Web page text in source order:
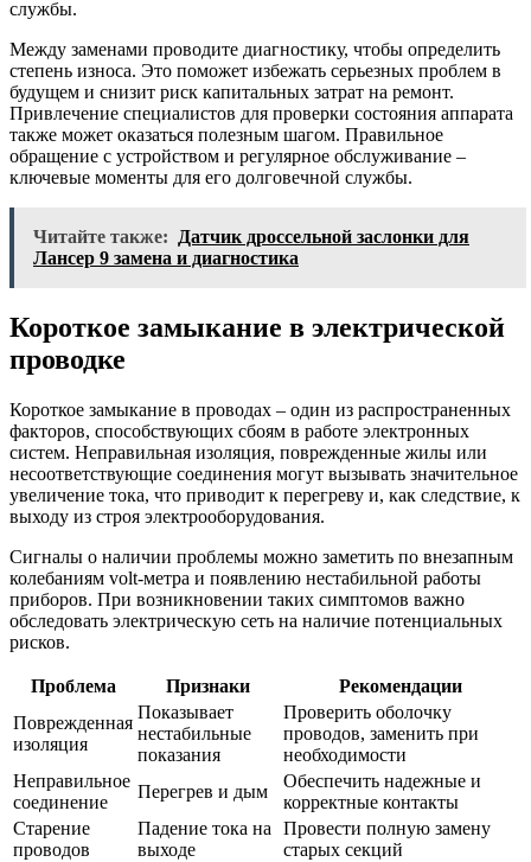
службы.
Между заменами проводите диагностику, чтобы определить
степень износа. Это поможет избежать серьезных проблем в
будущем и снизит риск капитальных затрат на ремонт.
Привлечение специалистов для проверки состояния аппарата
также может оказаться полезным шагом. Правильное
обращение с устройством и регулярное обслуживание –
ключевые моменты для его долговечной службы.
Читайте также: Датчик дроссельной заслонки для
Лансер 9 замена и диагностика
Короткое замыкание в электрической
проводке
Короткое замыкание в проводах – один из распространенных
факторов, способствующих сбоям в работе электронных
систем. Неправильная изоляция, поврежденные жилы или
несоответствующие соединения могут вызывать значительное
увеличение тока, что приводит к перегреву и, как следствие, к
выходу из строя электрооборудования.
Сигналы о наличии проблемы можно заметить по внезапным
колебаниям volt-метра и появлению нестабильной работы
приборов. При возникновении таких симптомов важно
обследовать электрическую сеть на наличие потенциальных
рисков.
Проблема Признаки
Рекомендации
Поврежденная
изоляция
Показывает
нестабильные
показания
Проверить оболочку
проводов, заменить при
необходимости
Неправильное
соединение
Перегрев и дым
Обеспечить надежные и
корректные контакты
Старение
проводов
Падение тока на
выходе
Провести полную замену
старых секций